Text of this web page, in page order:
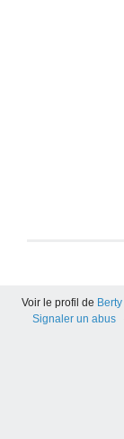
Voir le profil de Berty
Signaler un abus